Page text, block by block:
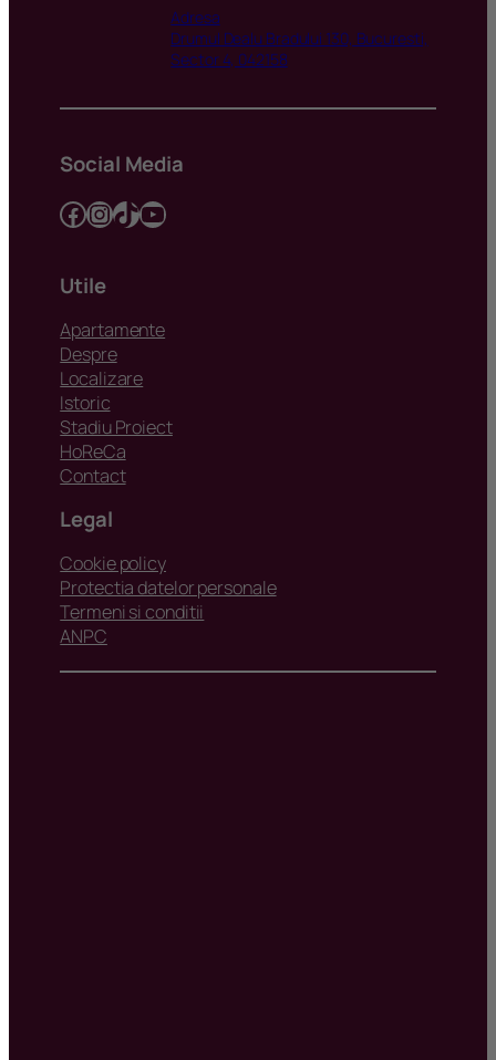
Adresa
Drumul Dealu Bradului 130, Bucuresti,
Sector 4, 042158
Social Media
Facebook InstagramTikTok YouTube
Utile
Apartamente
Despre
Localizare
Istoric
Stadiu Proiect
HoReCa
Contact
Legal
Cookie policy
Protectia datelor personale
Termeni si conditii
ANPC